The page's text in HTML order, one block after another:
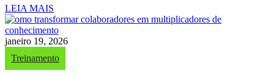
LEIA MAIS
janeiro 19, 2026
Treinamento